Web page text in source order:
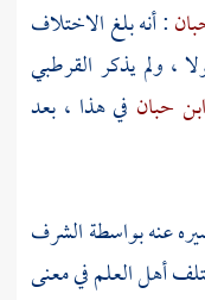
: أنه بلغ الاختلاف
، ولم يذكر القرطبي
ابن حبان في هذا ، بعد
عنه بواسطة الشرف
أهل العلم في معنى